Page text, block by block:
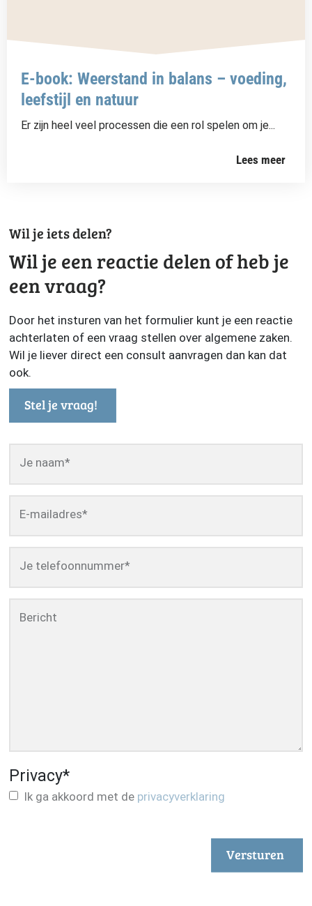
E-book: Weerstand in balans – voeding,
leefstijl en natuur
Er zijn heel veel processen die een rol spelen om je...
Lees meer
Wil je iets delen?
Wil je een reactie delen of heb je
een vraag?
Door het insturen van het formulier kunt je een reactie
achterlaten of een vraag stellen over algemene zaken.
Wil je liever direct een consult aanvragen dan kan dat
ook.
Stel je vraag!
Je naam*
E-mailadres*
Je telefoonnummer*
Bericht
Privacy*
Ik ga akkoord met de privacyverklaring
Versturen